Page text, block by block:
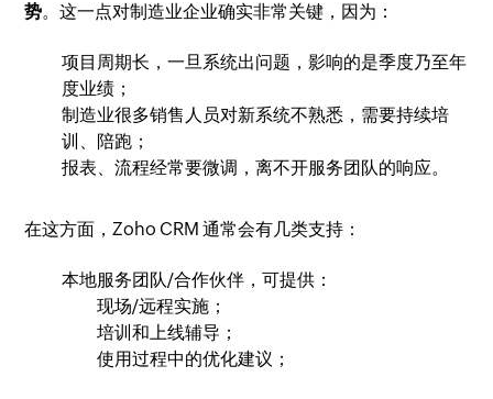
势。这一点对制造业企业确实非常关键，因为：
项目周期长，一旦系统出问题，影响的是季度乃至年
度业绩；
制造业很多销售人员对新系统不熟悉，需要持续培
训、陪跑；
报表、流程经常要微调，离不开服务团队的响应。
在这方面，Zoho CRM 通常会有几类支持：
本地服务团队/合作伙伴，可提供：
现场/远程实施；
培训和上线辅导；
使用过程中的优化建议；